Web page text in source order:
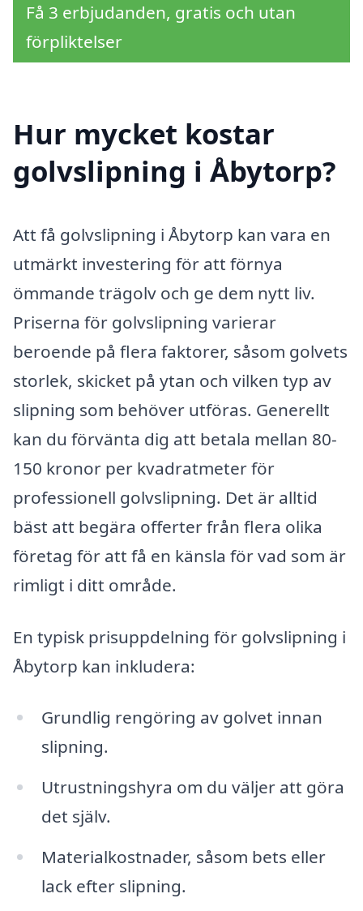
Få 3 erbjudanden, gratis och utan
förpliktelser
Hur mycket kostar
golvslipning i Åbytorp?
Att få golvslipning i Åbytorp kan vara en
utmärkt investering för att förnya
ömmande trägolv och ge dem nytt liv.
Priserna för golvslipning varierar
beroende på flera faktorer, såsom golvets
storlek, skicket på ytan och vilken typ av
slipning som behöver utföras. Generellt
kan du förvänta dig att betala mellan 80-
150 kronor per kvadratmeter för
professionell golvslipning. Det är alltid
bäst att begära offerter från flera olika
företag för att få en känsla för vad som är
rimligt i ditt område.
En typisk prisuppdelning för golvslipning i
Åbytorp kan inkludera:
Grundlig rengöring av golvet innan
slipning.
Utrustningshyra om du väljer att göra
det själv.
Materialkostnader, såsom bets eller
lack efter slipning.